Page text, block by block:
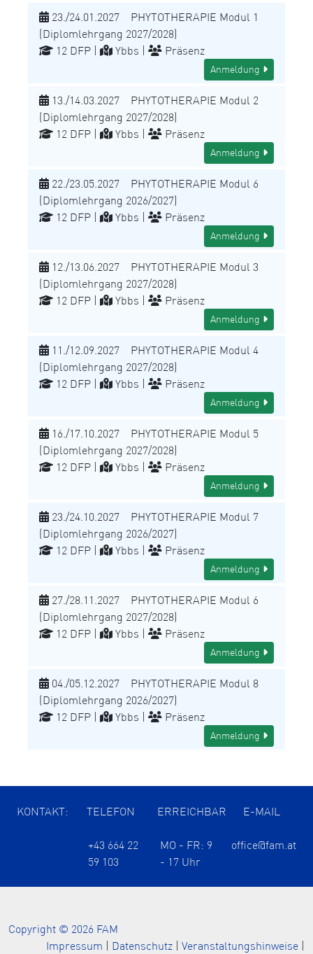
23./24.01.2027 PHYTOTHERAPIE Modul 1
(Diplomlehrgang 2027/2028)
12 DFP |
Ybbs | Präsenz
Anmeldung
13./14.03.2027 PHYTOTHERAPIE Modul 2
(Diplomlehrgang 2027/2028)
12 DFP |
Ybbs | Präsenz
Anmeldung
22./23.05.2027 PHYTOTHERAPIE Modul 6
(Diplomlehrgang 2026/2027)
12 DFP |
Ybbs | Präsenz
Anmeldung
12./13.06.2027 PHYTOTHERAPIE Modul 3
(Diplomlehrgang 2027/2028)
12 DFP |
Ybbs | Präsenz
Anmeldung
11./12.09.2027 PHYTOTHERAPIE Modul 4
(Diplomlehrgang 2027/2028)
12 DFP |
Ybbs | Präsenz
Anmeldung
16./17.10.2027 PHYTOTHERAPIE Modul 5
(Diplomlehrgang 2027/2028)
12 DFP |
Ybbs | Präsenz
Anmeldung
23./24.10.2027 PHYTOTHERAPIE Modul 7
(Diplomlehrgang 2026/2027)
12 DFP |
Ybbs | Präsenz
Anmeldung
27./28.11.2027 PHYTOTHERAPIE Modul 6
(Diplomlehrgang 2027/2028)
12 DFP |
Ybbs | Präsenz
Anmeldung
04./05.12.2027 PHYTOTHERAPIE Modul 8
(Diplomlehrgang 2026/2027)
12 DFP |
Ybbs | Präsenz
Anmeldung
KONTAKT: TELEFON ERREICHBAR E-MAIL
+43 664 22
59 103
MO - FR: 9
- 17 Uhr
office@fam.at
Copyright © 2026 FAM
Impressum | Datenschutz | Veranstaltungshinweise |